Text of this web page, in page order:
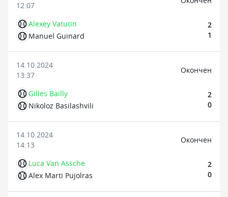
12:07
Alexey Vatutin
Manuel Guinard
2
1
14.10.2024
13:37
Gilles Bailly
Nikoloz Basilashvili
Oкончен
2
0
14.10.2024
14:13
Luca Van Assche
Alex Marti Pujolras
Oкончен
2
0